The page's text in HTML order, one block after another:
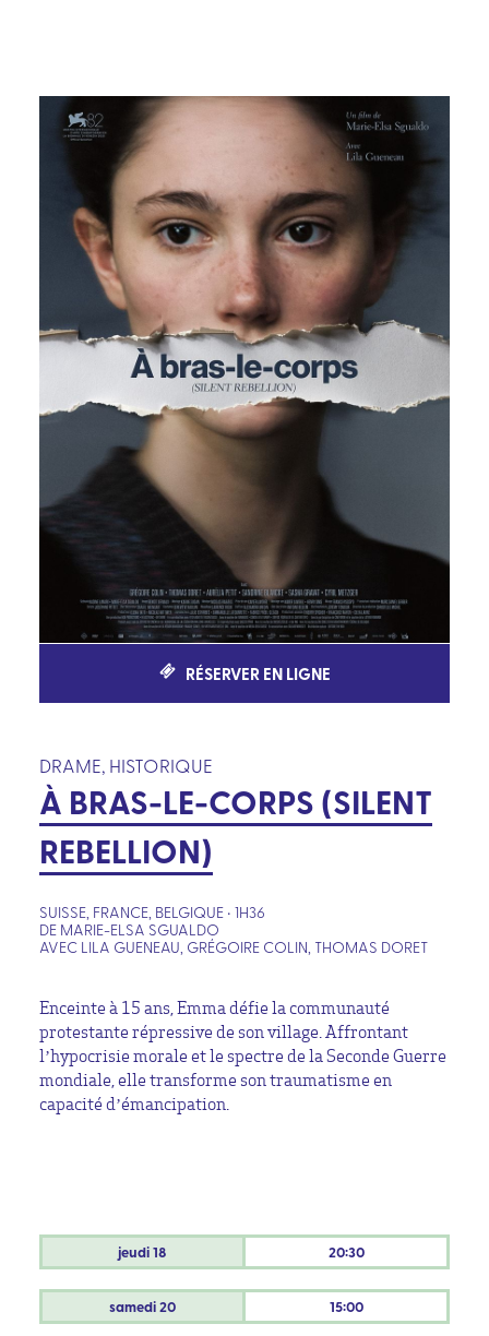
RÉSERVER EN LIGNE
DRAME, HISTORIQUE
À BRAS-LE-CORPS (SILENT
REBELLION)
SUISSE, FRANCE, BELGIQUE • 1H36
DE MARIE-ELSA SGUALDO
AVEC LILA GUENEAU, GRÉGOIRE COLIN, THOMAS DORET
Enceinte à 15 ans, Emma défie la communauté
protestante répressive de son village. Affrontant
l’hypocrisie morale et le spectre de la Seconde Guerre
mondiale, elle transforme son traumatisme en
capacité d’émancipation.
jeudi18 20:30
samedi20 15:00